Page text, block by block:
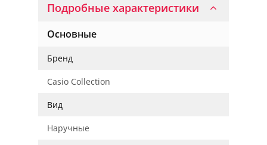
Подробные характеристики
Основные
Бренд
Casio Collection
Вид
Наручные